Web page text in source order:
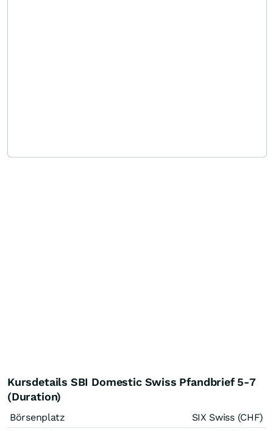
Kursdetails SBI Domestic Swiss Pfandbrief 5-7
(Duration)
Börsenplatz
SIX Swiss (CHF)